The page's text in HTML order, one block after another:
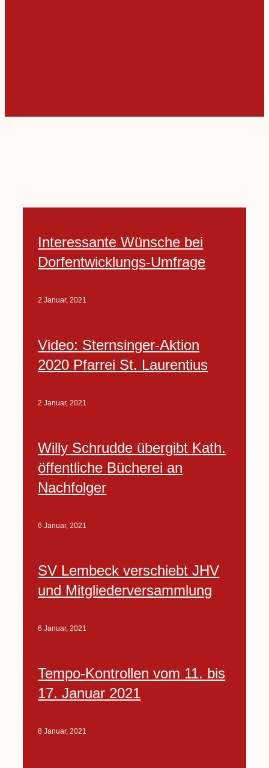
Interessante Wünsche bei
Dorfentwicklungs-Umfrage
2 Januar, 2021
Video: Sternsinger-Aktion
2020 Pfarrei St. Laurentius
2 Januar, 2021
Willy Schrudde übergibt Kath.
öffentliche Bücherei an
Nachfolger
6 Januar, 2021
SV Lembeck verschiebt JHV
und Mitgliederversammlung
6 Januar, 2021
Tempo-Kontrollen vom 11. bis
17. Januar 2021
8 Januar, 2021